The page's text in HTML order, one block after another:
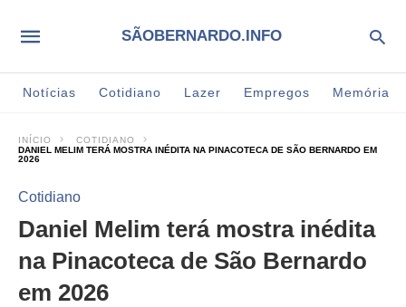
SÃOBERNARDO.INFO
Notícias Cotidiano Lazer Empregos Memória
INÍCIO
COTIDIANO
DANIEL MELIM TERÁ MOSTRA INÉDITA NA PINACOTECA DE SÃO BERNARDO EM
2026
Cotidiano
Daniel Melim terá mostra inédita
na Pinacoteca de São Bernardo
em 2026